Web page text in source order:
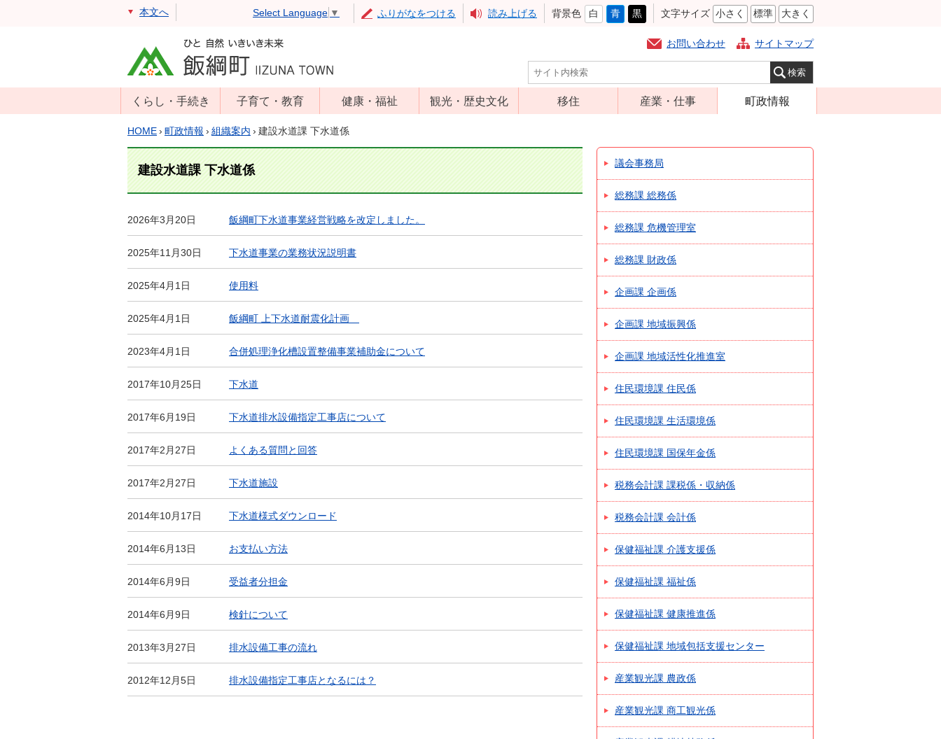
本文へ Select Language ▼ ふりがなをつける 読み上げる 背景色 白 青 黒 文字サイズ 小さく 標準 大きく
お問い合わせ サイトマップ
くらし・手続き
戸籍・住民票・
住民登録
届出
消防・防災
年金・保険
税金
環境・ゴミ
交通・道路
安全・防犯
ペット・動物
相談窓口
子育て・教育
年齢別子育て情
子育て支援
小学校・中学校
学校教育・奨学
金
児童クラブ
健康・福祉
児童福祉
高齢者福祉
障害福祉
保健・医療
観光・歴史文化
アップルミュー
文化財
移住 産業・仕事
就労支援
商工業振興
農林業振興
届出・証明・法
令・規制
企業の税金
入札・契約
指定管理者制度
町政情報
組織案内
施策・計画
財政・行政改革
まちづくり
HOME› 町政情報 › 組織案内 › 建設水道課 下水道係
建設水道課 下水道係
2026年3月20日 飯綱町下水道事業経営戦略を改定しました。
2025年11月30日 下水道事業の業務状況説明書
2025年4月1日 使用料
2025年4月1日 飯綱町 上下水道耐震化計画
2023年4月1日 合併処理浄化槽設置整備事業補助金について
2017年10月25日 下水道
2017年6月19日 下水道排水設備指定工事店について
2017年2月27日 よくある質問と回答
2017年2月27日 下水道施設
2014年10月17日 下水道様式ダウンロード
2014年6月13日 お支払い方法
2014年6月9日 受益者分担金
2014年6月9日 検針について
2013年3月27日 排水設備工事の流れ
2012年12月5日 排水設備指定工事店となるには？
議会事務局
総務課 総務係
総務課 危機管理室
総務課 財政係
企画課 企画係
企画課 地域振興係
企画課 地域活性化推進室
住民環境課 住民係
住民環境課 生活環境係
住民環境課 国保年金係
税務会計課 課税係・収納係
税務会計課 会計係
保健福祉課 介護支援係
保健福祉課 福祉係
保健福祉課 健康推進係
保健福祉課 地域包括支援センター
産業観光課 農政係
産業観光課 商工観光係